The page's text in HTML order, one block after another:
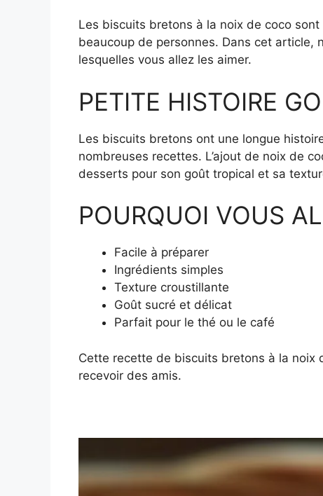
Les biscuits bretons à la noix de coco
beaucoup de personnes. Dans cet article,
lesquelles vous allez les aimer.
PETITE HISTOIRE
Les biscuits bretons ont une longue
nombreuses recettes. L’ajout de noix de
desserts pour son goût tropical et sa
POURQUOI VOUS
Facile à préparer
Ingrédients simples
Texture croustillante
Goût sucré et délicat
Parfait pour le thé ou le café
Cette recette de biscuits bretons à la noix
recevoir des amis.